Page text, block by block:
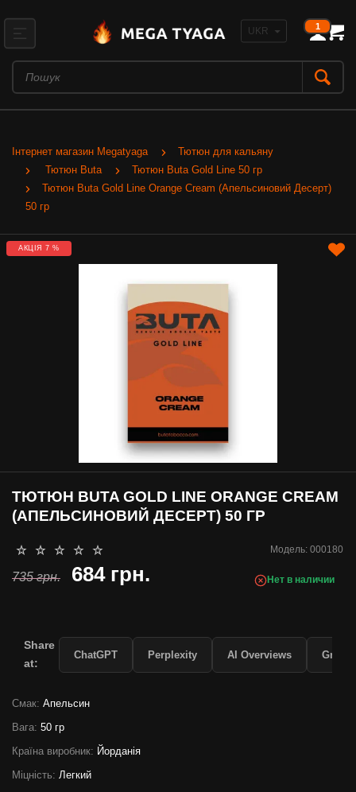
1
Інтернет магазин Megatyaga
Тютюн для кальяну
Тютюн Buta
Тютюн Buta Gold Line 50 гр
Тютюн Buta Gold Line Orange Cream (Апельсиновий Десерт)
50 гр
АКЦІЯ 7 %
Модель: 000180
ТЮТЮН BUTA GOLD LINE ORANGE CREAM
(АПЕЛЬСИНОВИЙ ДЕСЕРТ) 50 ГР
Нет в наличии
735 грн. 684 грн.
Смак: Апельсин
Вага: 50 гр
Країна виробник: Йорданія
Міцність: Легкий
Share
at:
ChatGPT Perplexity AI Overviews Grok